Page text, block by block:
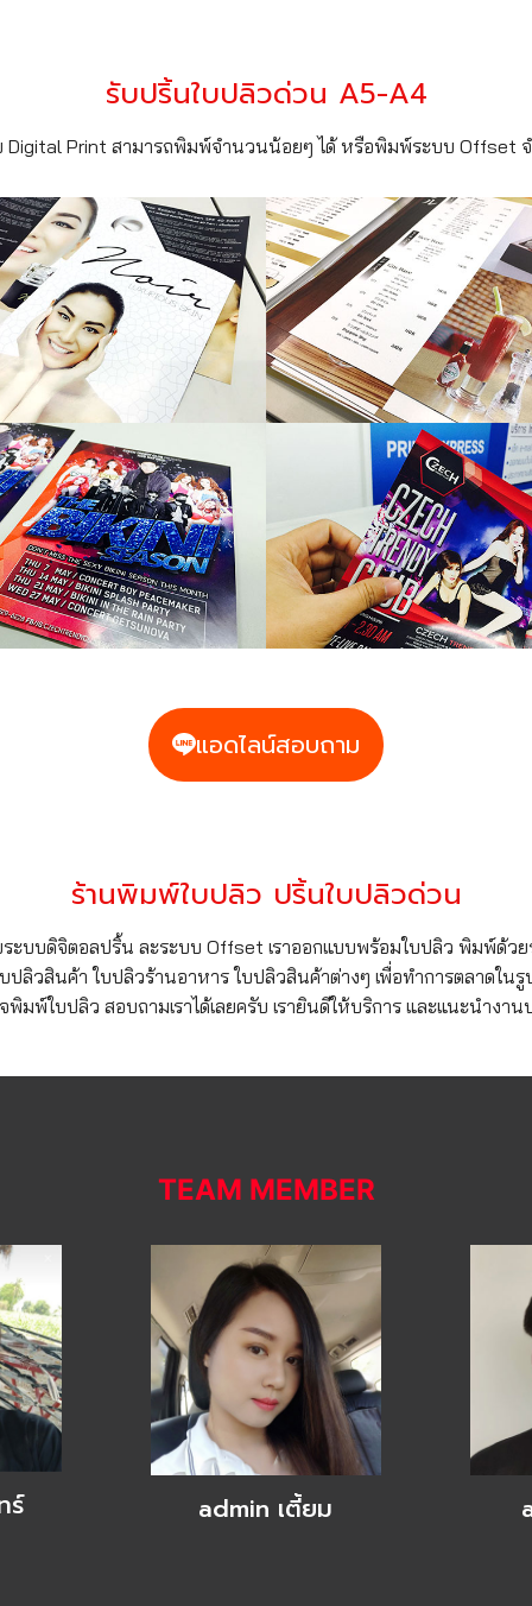
รับปริ้นใบปลิวด่วน A5-A4
Print สามารถพิมพ์จำนวนน้อยๆ ได้ หรือพิมพ์ระบบ Offset จ
แอดไลน์สอบถาม
ร้านพิมพ์ใบปลิว ปริ้นใบปลิวด่วน
บบดิจิตอลปริ้น ละระบบ Offset เราออกแบบพร้อมใบปลิว พิมพ์ด้ว
ลิวสินค้า ใบปลิวร้านอาหาร ใบปลิวสินค้าต่างๆ เพื่อทำการตลาดใน
พ์ใบปลิว สอบถามเราได้เลยครับ เรายินดีให้บริการ และแนะนำงา
TEAM MEMBER
ร์ admin เตี้ยม